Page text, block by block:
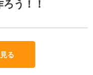
う！！
る